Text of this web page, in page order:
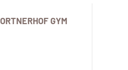
ORTNERHOF GYM